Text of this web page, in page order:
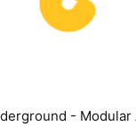
- Modular